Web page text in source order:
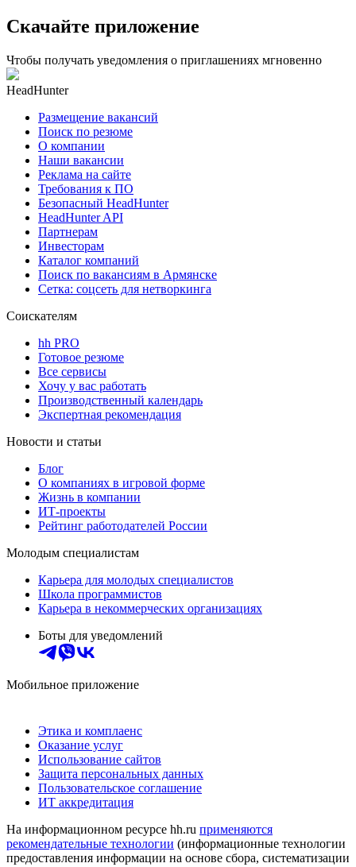
Скачайте приложение
Чтобы получать уведомления о приглашениях мгновенно
HeadHunter
Размещение вакансий
Поиск по резюме
О компании
Наши вакансии
Реклама на сайте
Требования к ПО
Безопасный HeadHunter
HeadHunter API
Партнерам
Инвесторам
Каталог компаний
Поиск по вакансиям в Армянске
Сетка: соцсеть для нетворкинга
Соискателям
hh PRO
Готовое резюме
Все сервисы
Хочу у вас работать
Производственный календарь
Экспертная рекомендация
Новости и статьи
Блог
О компаниях в игровой форме
Жизнь в компании
ИТ-проекты
Рейтинг работодателей России
Молодым специалистам
Карьера для молодых специалистов
Школа программистов
Карьера в некоммерческих организациях
Боты для уведомлений
Мобильное приложение
Этика и комплаенс
Оказание услуг
Использование сайтов
Защита персональных данных
Пользовательское соглашение
ИТ аккредитация
На информационном ресурсе hh.ru применяются
рекомендательные технологии (информационные технологии
предоставления информации на основе сбора, систематизации